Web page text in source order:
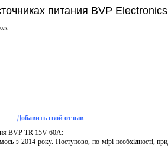
питания BVP Electronics
Добавить свой отзыв
BVP TR 15V 60A:
з 2014 року. Поступово, по мірі необхідності,